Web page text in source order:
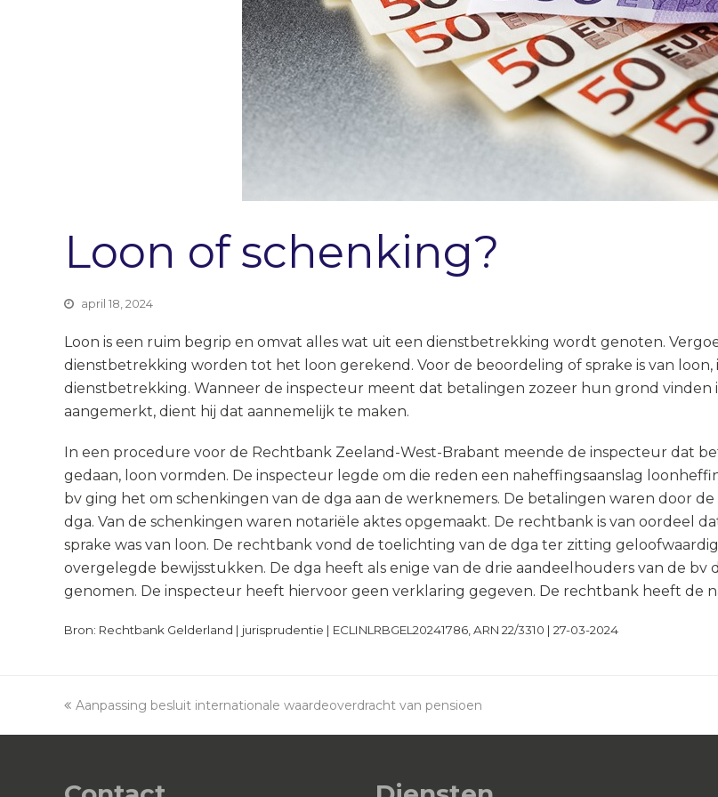
Loon of schenking?
april 18, 2024
Loon is een ruim begrip en omvat alles wat uit een dienstbetrekking wordt genoten.
dienstbetrekking worden tot het loon gerekend. Voor de beoordeling of sprake is van
dienstbetrekking. Wanneer de inspecteur meent dat betalingen zozeer hun grond
aangemerkt, dient hij dat aannemelijk te maken.
In een procedure voor de Rechtbank Zeeland-West-Brabant meende de inspecteur dat
gedaan, loon vormden. De inspecteur legde om die reden een naheffingsaanslag
bv ging het om schenkingen van de dga aan de werknemers. De betalingen waren door
dga. Van de schenkingen waren notariële aktes opgemaakt. De rechtbank is van oordeel
sprake was van loon. De rechtbank vond de toelichting van de dga ter zitting
overgelegde bewijsstukken. De dga heeft als enige van de drie aandeelhouders van de
genomen. De inspecteur heeft hiervoor geen verklaring gegeven. De rechtbank heeft de
Bron: Rechtbank Gelderland | jurisprudentie | ECLINLRBGEL20241786, ARN 22/3310 | 27-03-2024
previous
Aanpassing besluit internationale waardeoverdracht van pensioen